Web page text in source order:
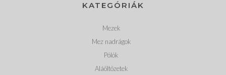
KATEGÓRIÁK
Mezek
Mez nadrágok
Pólók
Aláöltözetek